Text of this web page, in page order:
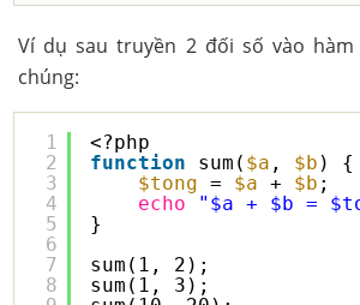
Ví dụ sau truyền 2 đối số vào
chúng:
1
2
3
4
5
6
7
8
<?php
function
sum( $a , $b ) {
$tong
= $a + $b ;
echo
"$a + $b =
}
sum(1, 2);
sum(1, 3);